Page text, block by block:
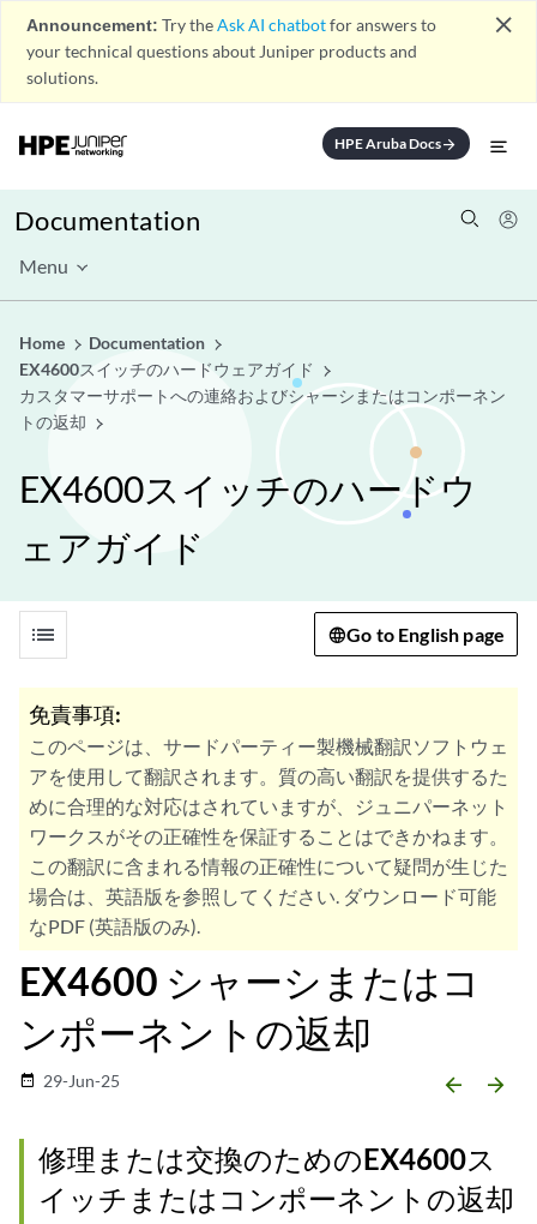
Announcement: Try theAsk AI chatbotfor answers to
your technical questions about Juniper products and
solutions.
close
HPE Aruba Docsarrow_forward
Documentation
Menu
Home
Documentation
EX4600スイッチのハードウェアガイド
カスタマーサポートへの連絡およびシャーシまたはコンポーネン
トの返却
EX4600スイッチのハードウ
ェアガイド
list Go to English page
免責事項:
このページは、サードパーティー製機械翻訳ソフトウェ
アを使用して翻訳されます。質の高い翻訳を提供するた
めに合理的な対応はされていますが、ジュニパーネット
ワークスがその正確性を保証することはできかねます。
この翻訳に含まれる情報の正確性について疑問が生じた
場合は、英語版を参照してください. ダウンロード可能
なPDF (英語版のみ).
EX4600 シャーシまたはコ
ンポーネントの返却
date_range 29-Jun-25 arrow_backward arrow_forward
修理または交換のためのEX4600ス
イッチまたはコンポーネントの返却